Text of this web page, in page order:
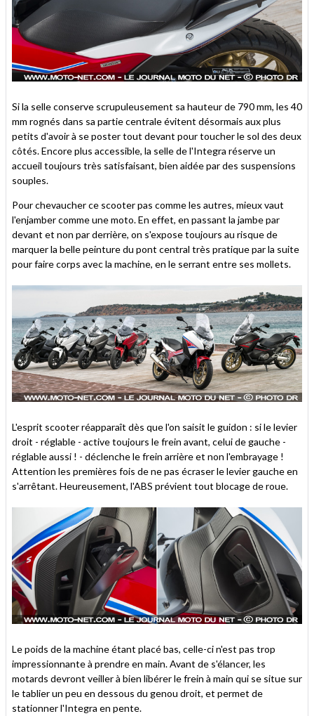
Si la selle conserve scrupuleusement sa hauteur de 790 mm, les 40
mm rognés dans sa partie centrale évitent désormais aux plus
petits d'avoir à se poster tout devant pour toucher le sol des deux
côtés. Encore plus accessible, la selle de l'Integra réserve un
accueil toujours très satisfaisant, bien aidée par des suspensions
souples.
Pour chevaucher ce scooter pas comme les autres, mieux vaut
l'enjamber comme une moto. En effet, en passant la jambe par
devant et non par derrière, on s'expose toujours au risque de
marquer la belle peinture du pont central très pratique par la suite
pour faire corps avec la machine, en le serrant entre ses mollets.
L'esprit scooter réapparaît dès que l'on saisit le guidon : si le levier
droit - réglable - active toujours le frein avant, celui de gauche -
réglable aussi ! - déclenche le frein arrière et non l'embrayage !
Attention les premières fois de ne pas écraser le levier gauche en
s'arrêtant. Heureusement, l'ABS prévient tout blocage de roue.
Le poids de la machine étant placé bas, celle-ci n'est pas trop
impressionnante à prendre en main. Avant de s'élancer, les
motards devront veiller à bien libérer le frein à main qui se situe sur
le tablier un peu en dessous du genou droit, et permet de
stationner l'Integra en pente.